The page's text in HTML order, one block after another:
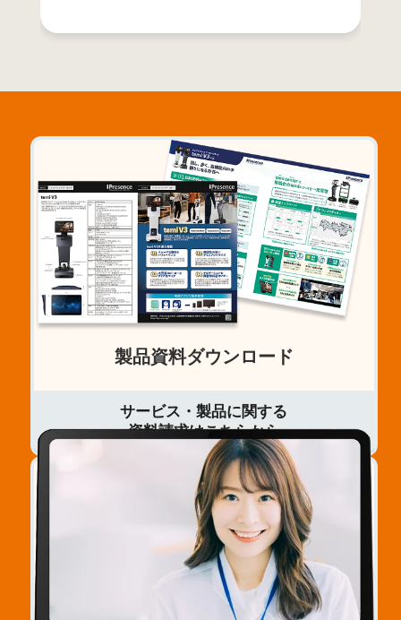
製品資料ダウンロード
サービス・製品に関する
資料請求はこちらから